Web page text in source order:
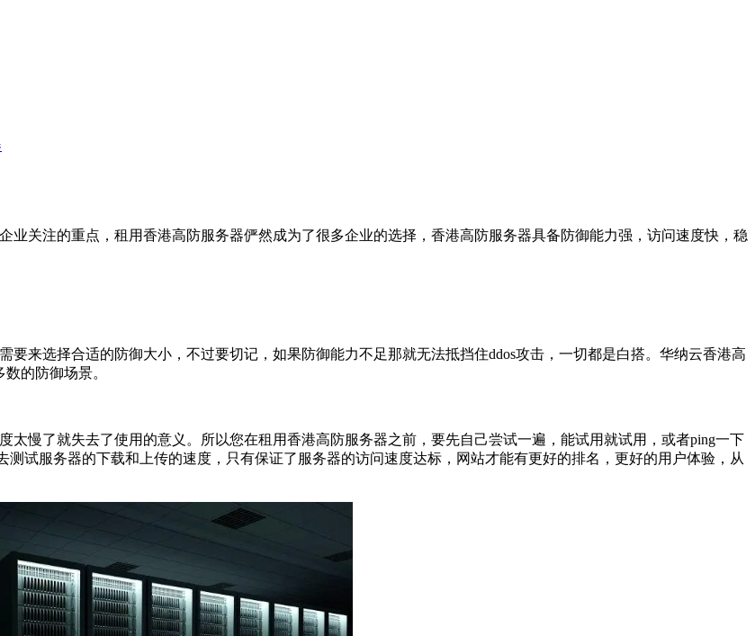
关注的重点，租用香港高防服务器俨然成为了很多企业的选择，香港高防服务器具备防御能力强，访问速度快，稳
选择合适的防御大小，不过要切记，如果防御能力不足那就无法抵挡住ddos攻击，一切都是白搭。华纳云香港高
的防御场景。
慢了就失去了使用的意义。所以您在租用香港高防服务器之前，要先自己尝试一遍，能试用就试用，或者ping一下
试服务器的下载和上传的速度，只有保证了服务器的访问速度达标，网站才能有更好的排名，更好的用户体验，从